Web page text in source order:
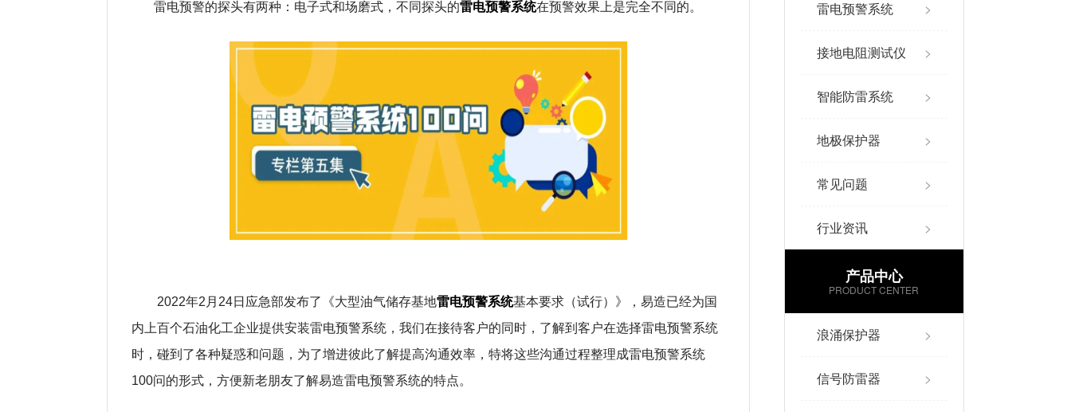
雷电预警的探头有两种：电子式和场磨式，不同探头的雷电预警系统在预警效果上是完全不同的。
2022年2月24日应急部发布了《大型油气储存基地雷电预警系统基本要求（试行）》，易造已经为国
内上百个石油化工企业提供安装雷电预警系统，我们在接待客户的同时，了解到客户在选择雷电预警系统
时，碰到了各种疑惑和问题，为了增进彼此了解提高沟通效率，特将这些沟通过程整理成雷电预警系统
100问的形式，方便新老朋友了解易造雷电预警系统的特点。
雷电预警系统 >
接地电阻测试仪 >
智能防雷系统 >
地极保护器 >
常见问题 >
行业资讯 >
产品中心
PRODUCT CENTER
浪涌保护器 >
信号防雷器 >